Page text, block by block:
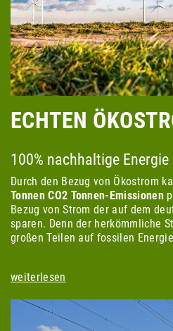
ECHTEN
100% nachhaltige Energie
Durch den Bezug von Ökostrom
Tonnen CO2 Tonnen-Emissionen
Bezug von Strom der auf dem
sparen. Denn der herkömmliche
großen Teilen auf fossilen
weiterlesen